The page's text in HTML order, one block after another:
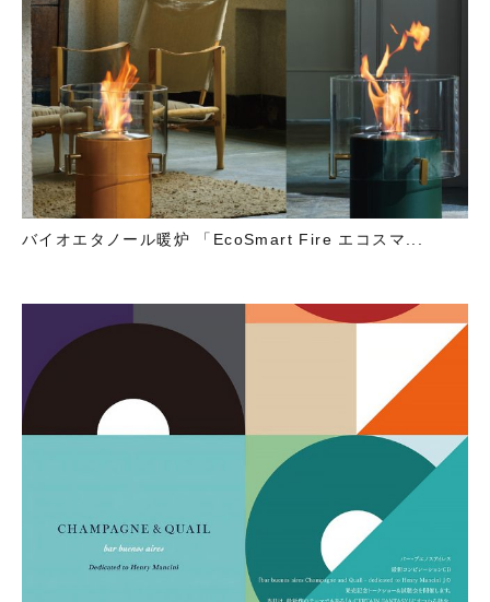
バイオエタノール暖炉 「EcoSmart Fire エコスマ...